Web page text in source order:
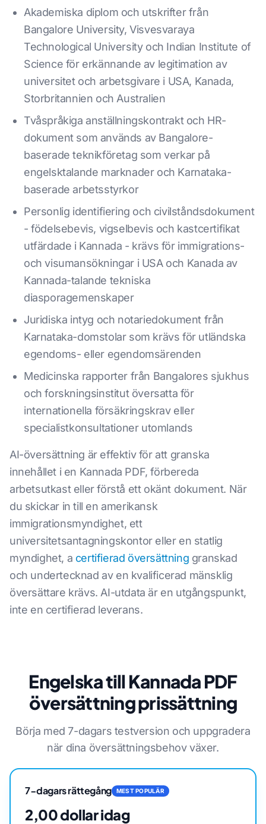
Akademiska diplom och utskrifter från
Bangalore University, Visvesvaraya
Technological University och Indian Institute of
Science för erkännande av legitimation av
universitet och arbetsgivare i USA, Kanada,
Storbritannien och Australien
Tvåspråkiga anställningskontrakt och HR-
dokument som används av Bangalore-
baserade teknikföretag som verkar på
engelsktalande marknader och Karnataka-
baserade arbetsstyrkor
Personlig identifiering och civilståndsdokument
- födelsebevis, vigselbevis och kastcertifikat
utfärdade i Kannada - krävs för immigrations-
och visumansökningar i USA och Kanada av
Kannada-talande tekniska
diasporagemenskaper
Juridiska intyg och notariedokument från
Karnataka-domstolar som krävs för utländska
egendoms- eller egendomsärenden
Medicinska rapporter från Bangalores sjukhus
och forskningsinstitut översatta för
internationella försäkringskrav eller
specialistkonsultationer utomlands
AI-översättning är effektiv för att granska
innehållet i en Kannada PDF, förbereda
arbetsutkast eller förstå ett okänt dokument. När
du skickar in till en amerikansk
immigrationsmyndighet, ett
universitetsantagningskontor eller en statlig
myndighet, a certifierad översättning granskad
och undertecknad av en kvalificerad mänsklig
översättare krävs. AI-utdata är en utgångspunkt,
inte en certifierad leverans.
Engelska till Kannada PDF
översättning prissättning
Börja med 7-dagars testversion och uppgradera
när dina översättningsbehov växer.
7-dagars rättegång MEST POPULÄR
2,00 dollar idag